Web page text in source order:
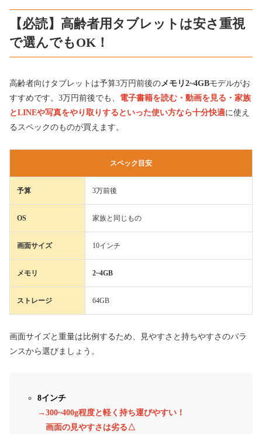
【必読】高齢者用タブレットは安さ重視
で選んでもOK！
高齢者向けタブレットは予算3万円前後の メモリ2~4GBモデルがお
すすめです。3万円前後でも、 電子書籍を読む・動画を見る・家族
とLINEや写真をやり取りするといった使い方なら十分快適に使え
るスペックのものが買えます。
スペック目安
予算 3万前後
OS 家族と同じもの
画面サイズ 10インチ
メモリ 2~4GB
ストレージ 64GB
画面サイズと重量は比例するため、見やすさと持ちやすさのバラ
ンスから選びましょう。
8インチ
→300~400g程度と軽く持ち運びやすい！
画面の見やすさは劣る△